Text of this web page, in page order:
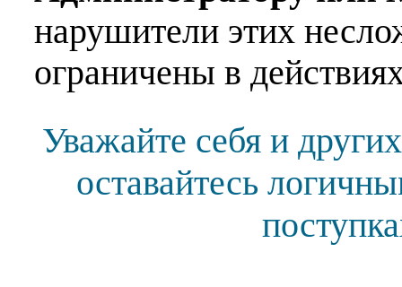
нарушители этих
ограничены в
Уважайте себя и
оставайтесь